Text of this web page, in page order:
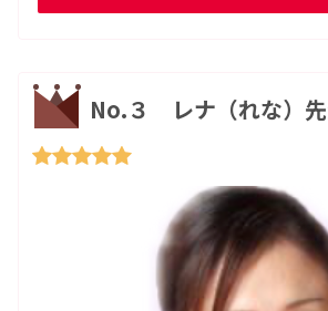
No.３ レナ（れな）